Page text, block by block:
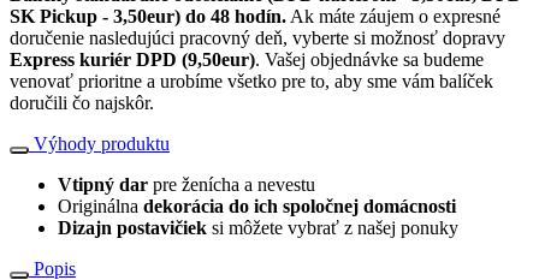
SK Pickup - 3,50eur) do 48 hodín. Ak máte záujem o expresné
doručenie nasledujúci pracovný deň, vyberte si možnosť dopravy
Express kuriér DPD (9,50eur). Vašej objednávke sa budeme
venovať prioritne a urobíme všetko pre to, aby sme vám balíček
doručili čo najskôr.
Výhody produktu
Vtipný dar pre ženícha a nevestu
Originálna dekorácia do ich spoločnej domácnosti
Dizajn postavičiek si môžete vybrať z našej ponuky
Popis